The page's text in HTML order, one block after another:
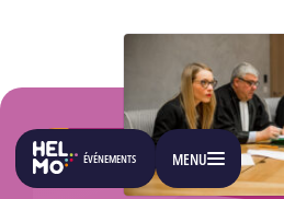
PASSER AU CONTENU
ÉVÉNEMENTS MENU